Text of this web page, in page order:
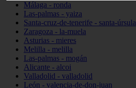
Málaga - ronda
Las-palmas - yaiza
Santa-cruz-de-tenerife - santa-úrsula
Zaragoza - la-muela
Asturias - mieres
Melilla - melilla
Las-palmas - mogán
Alicante - alcoi
Valladolid - valladolid
León - valencia-de-don-juan